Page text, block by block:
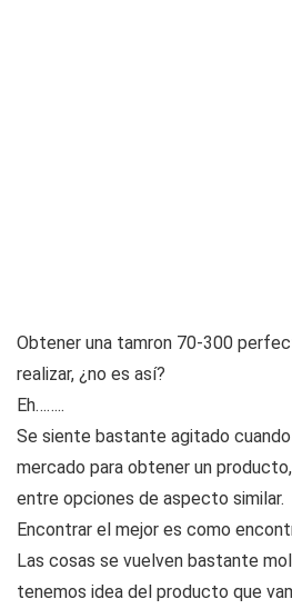
Obtener una tamron 70-300
realizar, ¿no es así?
Eh……..
Se siente bastante agitado
mercado para obtener un
entre opciones de aspecto similar.
Encontrar el mejor es como
Las cosas se vuelven bastante
tenemos idea del producto que